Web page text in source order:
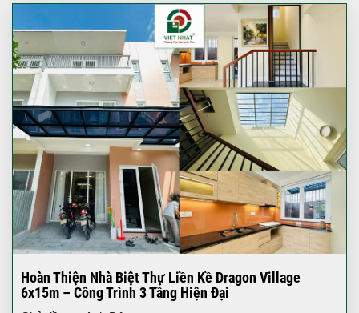
Hoàn Thiện Nhà Biệt Thự Liền Kề Dragon Village
6x15m – Công Trình 3 Tầng Hiện Đại